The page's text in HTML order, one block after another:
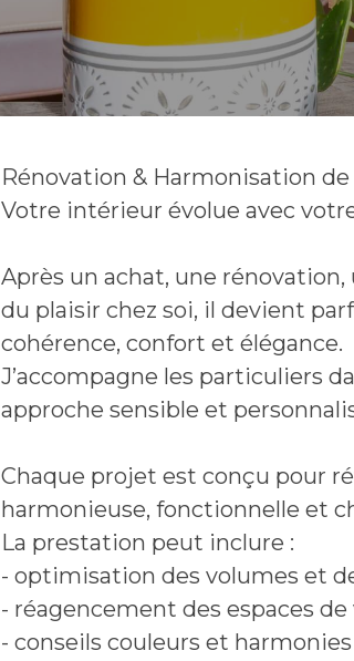
Rénovation & Harmonisation
Votre intérieur évolue avec
Après un achat, une
du plaisir chez soi, il devient
cohérence, confort et élégance.
J’accompagne les particuliers
approche sensible et
Chaque projet est conçu pour
harmonieuse, fonctionnelle et
La prestation peut inclure :
- optimisation des volumes et
- réagencement des espaces de
- conseils couleurs et